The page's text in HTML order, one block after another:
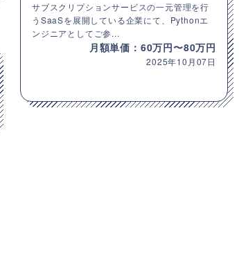
サブスクリプションサービスの一元管理を行
うSaaSを展開している企業にて、Pythonエ
ンジニアとしてご参...
月額単価：60万円〜80万円
2025年10月07日